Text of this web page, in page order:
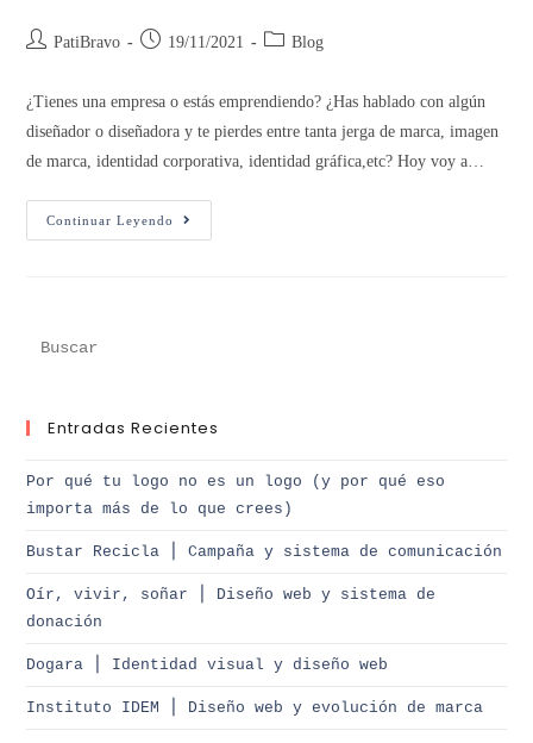
PatiBravo 19/11/2021 Blog
¿Tienes una empresa o estás emprendiendo? ¿Has hablado con algún
diseñador o diseñadora y te pierdes entre tanta jerga de marca, imagen
de marca, identidad corporativa, identidad gráfica,etc? Hoy voy a…
Continuar Leyendo
Entradas Recientes
Por qué tu logo no es un logo (y por qué eso
importa más de lo que crees)
Bustar Recicla ⎪ Campaña y sistema de comunicación
Oír, vivir, soñar ⎪ Diseño web y sistema de
donación
Dogara ⎪ Identidad visual y diseño web
Instituto IDEM ⎪ Diseño web y evolución de marca